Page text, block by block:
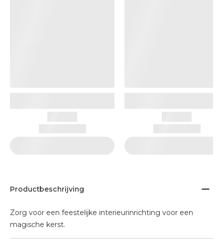
Productbeschrijving
Zorg voor een feestelijke interieurinrichting voor een
magische kerst.